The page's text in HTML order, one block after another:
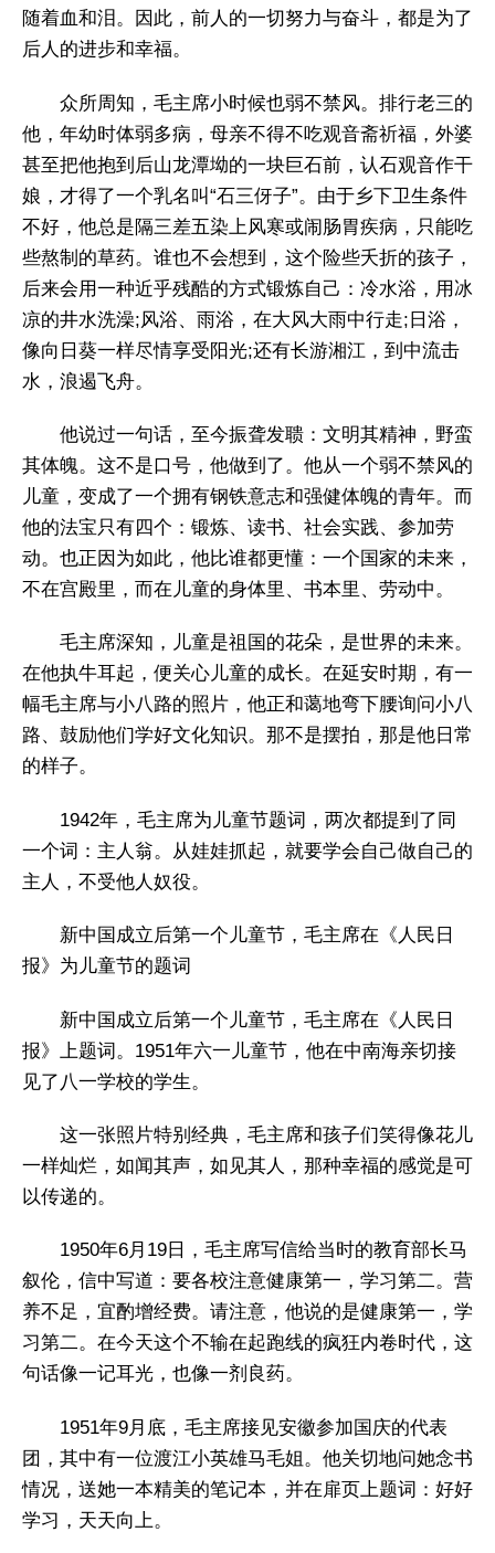
随着血和泪。因此，前人的一切努力与奋斗，都是为了
后人的进步和幸福。
众所周知，毛主席小时候也弱不禁风。排行老三的
他，年幼时体弱多病，母亲不得不吃观音斋祈福，外婆
甚至把他抱到后山龙潭坳的一块巨石前，认石观音作干
娘，才得了一个乳名叫“石三伢子”。由于乡下卫生条件
不好，他总是隔三差五染上风寒或闹肠胃疾病，只能吃
些熬制的草药。谁也不会想到，这个险些夭折的孩子，
后来会用一种近乎残酷的方式锻炼自己：冷水浴，用冰
凉的井水洗澡;风浴、雨浴，在大风大雨中行走;日浴，
像向日葵一样尽情享受阳光;还有长游湘江，到中流击
水，浪遏飞舟。
他说过一句话，至今振聋发聩：文明其精神，野蛮
其体魄。这不是口号，他做到了。他从一个弱不禁风的
儿童，变成了一个拥有钢铁意志和强健体魄的青年。而
他的法宝只有四个：锻炼、读书、社会实践、参加劳
动。也正因为如此，他比谁都更懂：一个国家的未来，
不在宫殿里，而在儿童的身体里、书本里、劳动中。
毛主席深知，儿童是祖国的花朵，是世界的未来。
在他执牛耳起，便关心儿童的成长。在延安时期，有一
幅毛主席与小八路的照片，他正和蔼地弯下腰询问小八
路、鼓励他们学好文化知识。那不是摆拍，那是他日常
的样子。
1942年，毛主席为儿童节题词，两次都提到了同
一个词：主人翁。从娃娃抓起，就要学会自己做自己的
主人，不受他人奴役。
新中国成立后第一个儿童节，毛主席在《人民日
报》为儿童节的题词
新中国成立后第一个儿童节，毛主席在《人民日
报》上题词。1951年六一儿童节，他在中南海亲切接
见了八一学校的学生。
这一张照片特别经典，毛主席和孩子们笑得像花儿
一样灿烂，如闻其声，如见其人，那种幸福的感觉是可
以传递的。
1950年6月19日，毛主席写信给当时的教育部长马
叙伦，信中写道：要各校注意健康第一，学习第二。营
养不足，宜酌增经费。请注意，他说的是健康第一，学
习第二。在今天这个不输在起跑线的疯狂内卷时代，这
句话像一记耳光，也像一剂良药。
1951年9月底，毛主席接见安徽参加国庆的代表
团，其中有一位渡江小英雄马毛姐。他关切地问她念书
情况，送她一本精美的笔记本，并在扉页上题词：好好
学习，天天向上。